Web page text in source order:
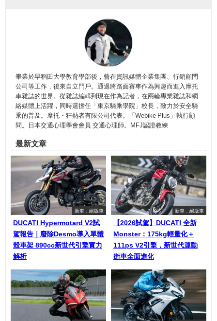
畢業於早稻田大學教育學部後，曾在資訊媒體企業集團、行銷顧問
公司等工作，後來自立門戶。通過將路面賽車作為興趣而進入摩托
車雜誌的世界。從雜誌編輯到現在作為記者，在兩輪專業雜誌和網
絡媒體上活躍，同時還擔任「東京騎乘學院」校長，致力於安全騎
乘的普及。摩托・狂熱者有限公司代表。「Webike Plus」執行顧
問。日本交通心理學會會員 交通心理師。MFJ認證教練
最新文章
新車．絕版車
DUCATI Hypermotard V2試
駕報告｜廢除Desmo導入單體
殼車架 890cc新世代引擎實力
解析
新車．絕版車
【2026試駕】DUCATI 全新
Monster：175kg輕量化＋
111ps V2引擎，新世代運動
街車全面進化